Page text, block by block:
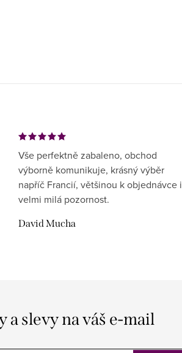
Vše perfektně zabaleno, obchod
výborně komunikuje, krásný výběr
napříč Francií, většinou k objednávce i
velmi milá pozornost.
David Mucha
slevy na váš e-mail